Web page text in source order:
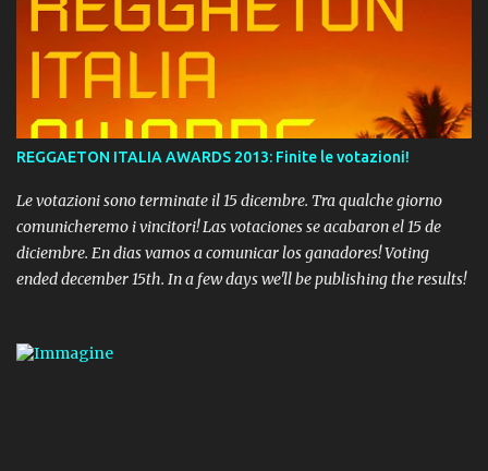
REGGAETON ITALIA AWARDS 2013: Finite le votazioni!
Le votazioni sono terminate il 15 dicembre. Tra qualche giorno
comunicheremo i vincitori! Las votaciones se acabaron el 15 de
diciembre. En dias vamos a comunicar los ganadores! Voting
ended december 15th. In a few days we'll be publishing the results!